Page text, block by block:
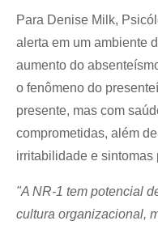
Para Denise Milk,
alerta em um ambiente
aumento do
o fenômeno do
presente, mas com
comprometidas, além
irritabilidade e sintomas
"A NR-1 tem potencial
cultura organizacional,